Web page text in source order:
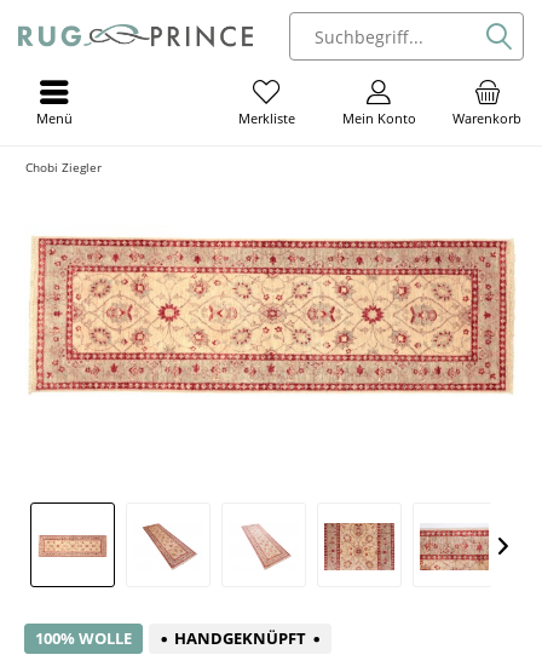
Warenkorb
Mein Konto
Merkliste
Menü
Chobi Ziegler
100% WOLLE HANDGEKNÜPFT